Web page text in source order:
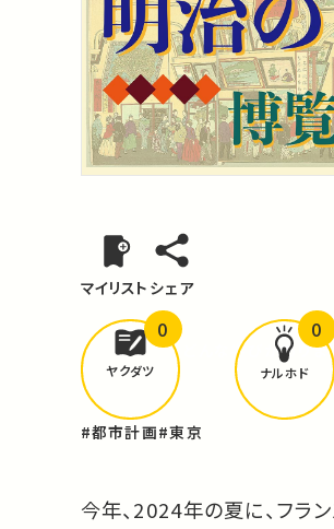
マイリスト シェア
どんな学びがありま
ヤクダツ
0
ナルホド
0
#都市計画#東京
今年、2024年の夏に、フラ